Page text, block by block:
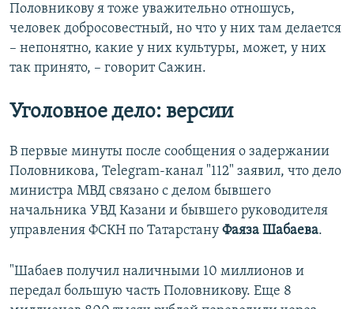
Половникову я тоже уважительно отношусь,
человек добросовестный, но что у них там делается
– непонятно, какие у них культуры, может, у них
так принято, – говорит Сажин.
Уголовное дело: версии
В первые минуты после сообщения о задержании
Половникова, Telegram-канал "112" заявил, что дело
министра МВД связано с делом бывшего
начальника УВД Казани и бывшего руководителя
управления ФСКН по Татарстану Фаяза Шабаева.
"Шабаев получил наличными 10 миллионов и
передал большую часть Половникову. Еще 8